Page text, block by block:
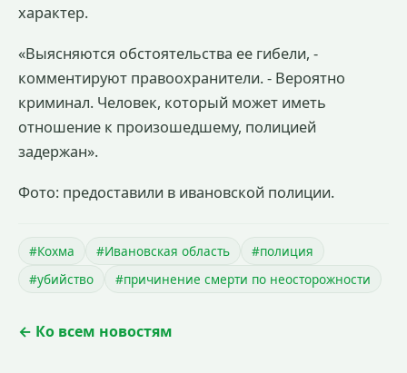
характер.
«Выясняются обстоятельства ее гибели, -
комментируют правоохранители. - Вероятно
криминал. Человек, который может иметь
отношение к произошедшему, полицией
задержан».
Фото: предоставили в ивановской полиции.
#Кохма #Ивановская область
#полиция
#убийство
#причинение смерти по неосторожности
← Ко всем новостям